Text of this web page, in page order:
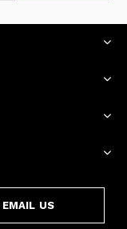
EMAIL US